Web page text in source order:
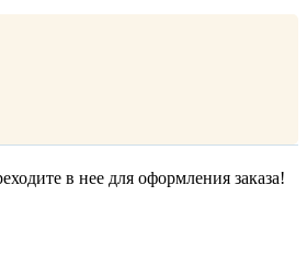
в нее для оформления заказа!